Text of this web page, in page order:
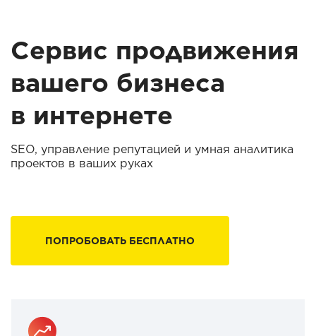
Сервис продвижения
вашего бизнеса
в интернете
SEO, управление репутацией и умная аналитика
проектов в ваших руках
ПОПРОБОВАТЬ БЕСПЛАТНО